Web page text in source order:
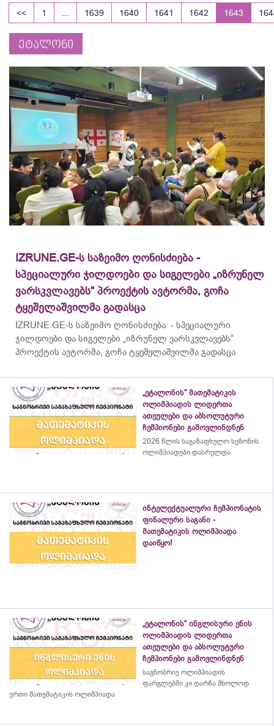
<< 1 1639 1640 1641 1642 1643
ეტალონი
IZRUNE.GE-ს საზეიმო ღონისძიება -
სპეციალური ჯილდოები და სიგელები „იზრუნელ
ვარსკვლავებს“ პროექტის ავტორმა, გოჩა
ტყეშელაშვილმა გადასცა
IZRUNE.GE-ს საზეიმო ღონისძიება - სპეციალური
ჯილდოები და სიგელები „იზრუნელ ვარსკვლავებს“
პროექტის ავტორმა, გოჩა ტყეშელაშვილმა გადასცა
„ეტალონის“ მათემატიკის
ოლიმპიადის ლიდერთა
ათეულები და აბსოლუტური
ჩემპიონები გამოვლინდნენ
2026 წლის საგაზაფხულო სეზონის
ოლიმპიადები დასრულდა
ინტელექტუალური ჩემპიონატის
ფინალური საგანი -
მათემატიკის ოლიმპიადა
დაიწყო!
„ეტალონის“ ინგლისური ენის
ოლიმპიადის ლიდერთა
ათეულები და აბსოლუტური
ჩემპიონები გამოვლინდნენ
საგნობრივ ოლიმპიადის
ფარგლებში კი დარჩა მხოლოდ
ერთი მათემატიკის ოლიმპიადა